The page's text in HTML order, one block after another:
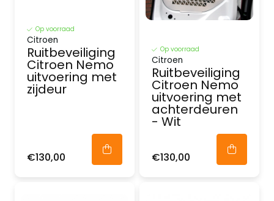
Op voorraad
Citroen
Ruitbeveiliging
Citroen Nemo
uitvoering met
zijdeur
€130,00
Op voorraad
Citroen
Ruitbeveiliging
Citroen Nemo
uitvoering met
achterdeuren
- Wit
€130,00